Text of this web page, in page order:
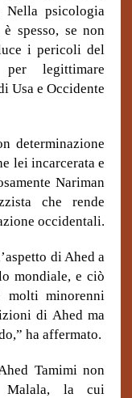
psicologia
spesso, se non
i pericoli del
legittimare
Usa e Occidente
determinazione
lei incarcerata e
Nariman
che rende
occidentali.
di Ahed a
mondiale, e ciò
molti minorenni
di Ahed ma
ha affermato.
Tamimi non
Malala, la cui